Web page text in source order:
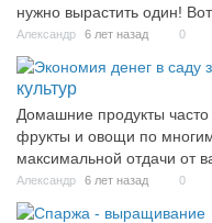
нужно вырастить один! Вот
Александр 6 лет назад 0
культур
Домашние продукты
фрукты и овощи по
максимальной отдачи от
Александр 6 лет назад 0